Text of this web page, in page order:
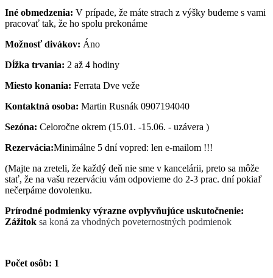
Iné obmedzenia: V prípade, že máte strach z výšky budeme s vami
pracovať tak, že ho spolu prekonáme
Možnosť divákov: Áno
Dĺžka trvania: 2 až 4 hodiny
Miesto konania: Ferrata Dve veže
Kontaktná osoba: Martin Rusnák 0907194040
Sezóna: Celoročne okrem (15.01. -15.06. - uzávera )
Rezervácia:Minimálne 5 dní vopred: len e-mailom !!!
(Majte na zreteli, že každý deň nie sme v kancelárii, preto sa môže
stať, že na vašu rezerváciu vám odpovieme do 2-3 prac. dní pokiaľ
nečerpáme dovolenku.
Prírodné podmienky výrazne ovplyvňujúce uskutočnenie:
Zážitok sa koná za vhodných poveternostných podmienok
Počet osôb: 1